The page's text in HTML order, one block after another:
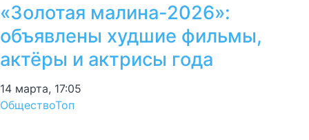
«Золотая малина-2026»:
объявлены худшие фильмы,
актёры и актрисы года
14 марта, 17:05
ОбществоТоп